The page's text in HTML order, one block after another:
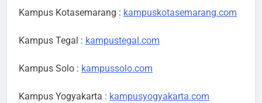
Kampus Kotasemarang : kampuskotasemarang.com
Kampus Tegal : kampustegal.com
Kampus Solo : kampussolo.com
Kampus Yogyakarta : kampusyogyakarta.com